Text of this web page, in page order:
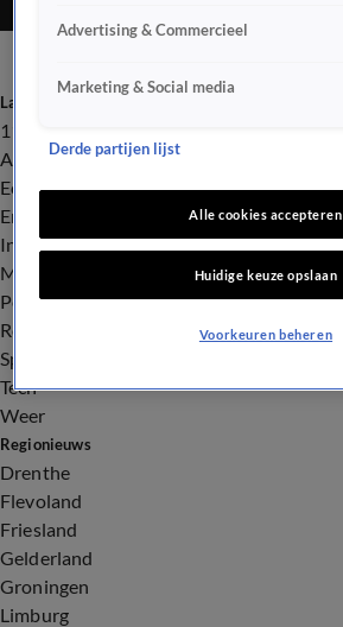
Laatste nieuws
112
Advies & Tips
Economie
Entertainment
Infrastructuur
Milieu en Gezondheid
Politiek
Royalty
Sport
Tech
Weer
Regionieuws
Drenthe
Flevoland
Friesland
Gelderland
Groningen
Limburg
Advertising & Commercieel
Marketing & Social media
Derde partijen lijst
Alle cookies accepteren
Huidige keuze opslaan
Voorkeuren beheren